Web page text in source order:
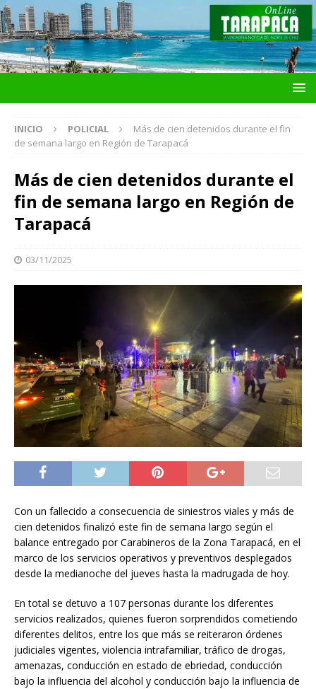
INICIO POLICIAL
Más de cien detenidos durante el fin
de semana largo en Región de Tarapacá
Más de cien detenidos durante el
fin de semana largo en Región de
Tarapacá
03/11/2025
Con un fallecido a consecuencia de siniestros viales y más de
cien detenidos finalizó este fin de semana largo según el
balance entregado por Carabineros de la Zona Tarapacá, en el
marco de los servicios operativos y preventivos desplegados
desde la medianoche del jueves hasta la madrugada de hoy.
En total se detuvo a 107 personas durante los diferentes
servicios realizados, quienes fueron sorprendidos cometiendo
diferentes delitos, entre los que más se reiteraron órdenes
judiciales vigentes, violencia intrafamiliar, tráfico de drogas,
amenazas, conducción en estado de ebriedad, conducción
bajo la influencia del alcohol y conducción bajo la influencia de